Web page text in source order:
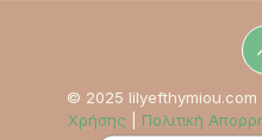
© 2025 lilyefthymiou.com
Χρήσης
Πολιτική